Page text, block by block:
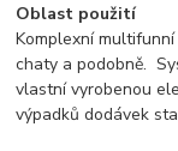
Oblast použití
Komplexní
chaty a podobně.
vlastní vyrobenou
výpadků dodávek